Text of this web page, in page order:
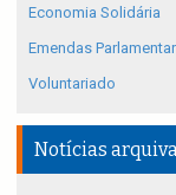
Economia Solidária
Emendas
Voluntariado
Notícias